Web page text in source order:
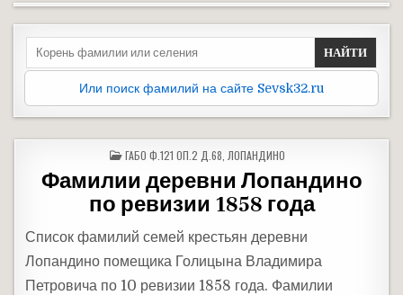
Search for:
Или поиск фамилий на сайте Sevsk32.ru
ОПУБЛИКОВАНО В
ГАБО Ф.121 ОП.2 Д.68 ЛОПАНДИНО
Фамилии деревни Лопандино
по ревизии 1858 года
Список фамилий семей крестьян деревни
Лопандино помещика Голицына Владимира
Петровича по 10 ревизии 1858 года. Фамилии